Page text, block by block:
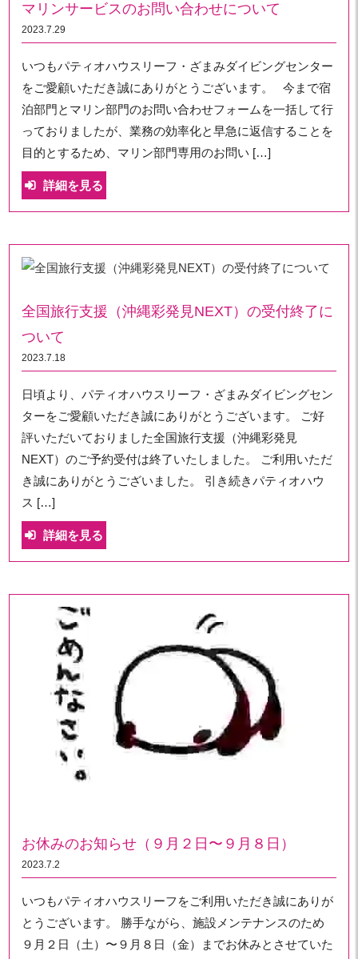
マリンサービスのお問い合わせについて
2023.7.29
いつもパティオハウスリーフ・ざまみダイビングセンター
をご愛顧いただき誠にありがとうございます。 今まで宿
泊部門とマリン部門のお問い合わせフォームを一括して行
っておりましたが、業務の効率化と早急に返信することを
目的とするため、マリン部門専用のお問い […]
詳細を見る
全国旅行支援（沖縄彩発見NEXT）の受付終了に
ついて
2023.7.18
日頃より、パティオハウスリーフ・ざまみダイビングセン
ターをご愛顧いただき誠にありがとうございます。 ご好
評いただいておりました全国旅行支援（沖縄彩発見
NEXT）のご予約受付は終了いたしました。 ご利用いただ
き誠にありがとうございました。 引き続きパティオハウ
ス […]
詳細を見る
お休みのお知らせ（９月２日〜９月８日）
2023.7.2
いつもパティオハウスリーフをご利用いただき誠にありが
とうございます。 勝手ながら、施設メンテナンスのため
９月２日（土）〜９月８日（金）までお休みとさせていた